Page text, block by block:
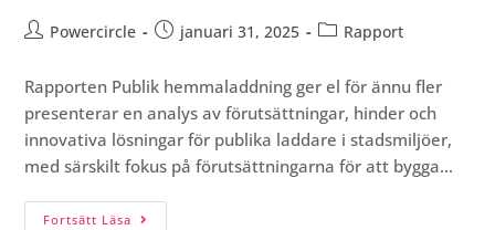
Powercircle januari 31, 2025 Rapport
Rapporten Publik hemmaladdning ger el för ännu fler
presenterar en analys av förutsättningar, hinder och
innovativa lösningar för publika laddare i stadsmiljöer,
med särskilt fokus på förutsättningarna för att bygga…
Fortsätt Läsa